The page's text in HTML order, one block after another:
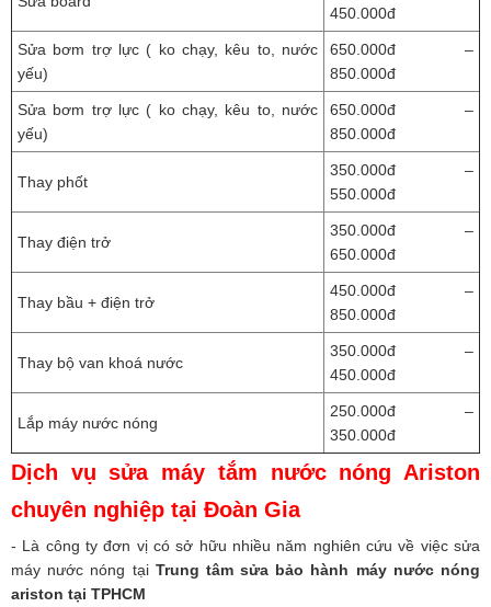
450.000đ
Sửa bơm trợ lực ( ko chạy, kêu to, nước
yếu)
650.000đ –
850.000đ
Sửa bơm trợ lực ( ko chạy, kêu to, nước
yếu)
650.000đ –
850.000đ
Thay phốt
350.000đ –
550.000đ
Thay điện trở
350.000đ –
650.000đ
Thay bầu + điện trở
450.000đ –
850.000đ
Thay bộ van khoá nước
350.000đ –
450.000đ
Lắp máy nước nóng
250.000đ –
350.000đ
Dịch vụ sửa máy tắm nước nóng Ariston
chuyên nghiệp tại Đoàn Gia
- Là công ty đơn vị có sở hữu nhiều năm nghiên cứu về việc sửa
máy nước nóng tại Trung tâm sửa bảo hành máy nước nóng
ariston tại TPHCM